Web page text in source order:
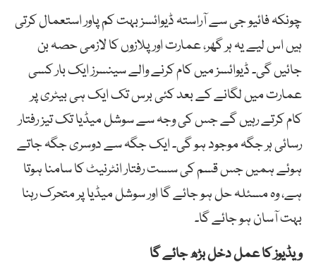
چونکہ فائیو جی سے آراستہ ڈیوائسز بہت کم پاور استعمال کرتی
ہیں اس لیے یہ ہر گھر، عمارت اور پلازوں کا لازمی حصہ بن
جائیں گی۔ ڈیوائسز میں کام کرنے والے سینسرز ایک بار کسی
عمارت میں لگانے کے بعد کئی برس تک ایک ہی بیٹری پر
کام کرتے رہیں گے جس کی وجہ سے سوشل میڈیا تک تیز رفتار
رسائی ہر جگہ موجود ہو گی۔ ایک جگہ سے دوسری جگہ جاتے
ہوئے ہمیں جس قسم کی سست رفتار انٹرنیٹ کا سامنا ہوتا
ہے، وہ مسئلہ حل ہو جائے گا اور سوشل میڈیا پر متحرک رہنا
بہت آسان ہو جائے گا۔
ویڈیوز کا عمل دخل بڑھ جائے گا